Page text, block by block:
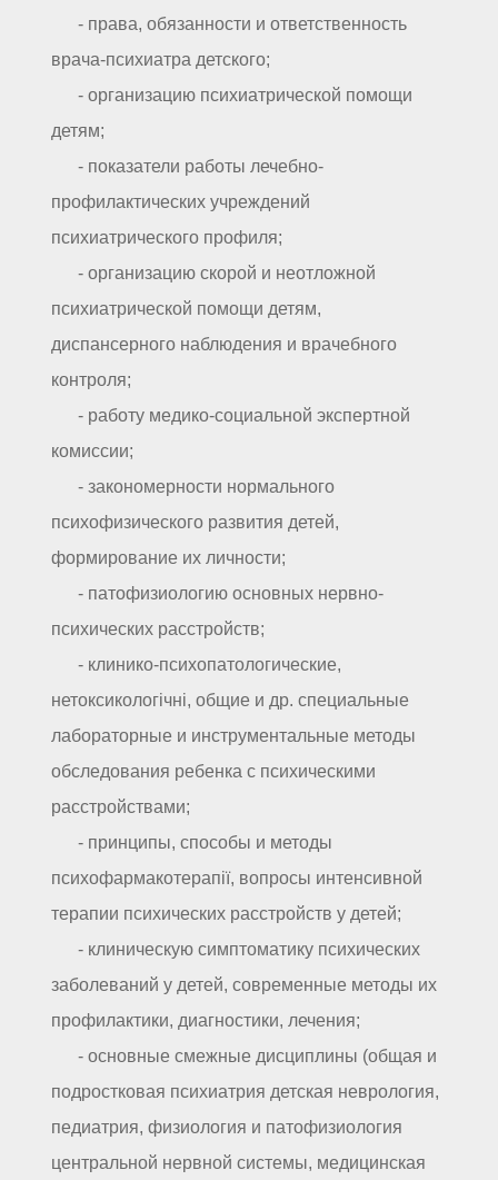
- права, обязанности и ответственность
врача-психиатра детского;
- организацию психиатрической помощи
детям;
- показатели работы лечебно-
профилактических учреждений
психиатрического профиля;
- организацию скорой и неотложной
психиатрической помощи детям,
диспансерного наблюдения и врачебного
контроля;
- работу медико-социальной экспертной
комиссии;
- закономерности нормального
психофизического развития детей,
формирование их личности;
- патофизиологию основных нервно-
психических расстройств;
- клинико-психопатологические,
нетоксикологічні, общие и др. специальные
лабораторные и инструментальные методы
обследования ребенка с психическими
расстройствами;
- принципы, способы и методы
психофармакотерапії, вопросы интенсивной
терапии психических расстройств у детей;
- клиническую симптоматику психических
заболеваний у детей, современные методы их
профилактики, диагностики, лечения;
- основные смежные дисциплины (общая и
подростковая психиатрия детская неврология,
педиатрия, физиология и патофизиология
центральной нервной системы, медицинская